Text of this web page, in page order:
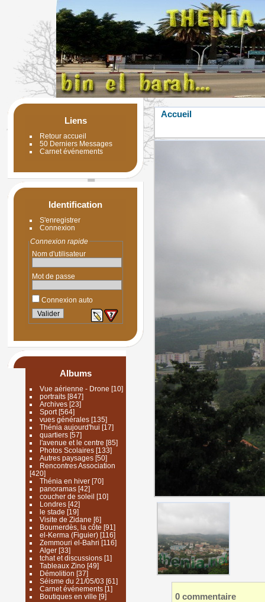
Liens
Retour accueil
50 Derniers Messages
Carnet événements
Identification
S'enregistrer
Connexion
Connexion rapide
Nom d'utilisateur
Mot de passe
Connexion auto
Albums
Vue aérienne - Drone [10]
portraits[847]
Archives [23]
Sport[564]
vues générales[135]
Thénia aujourd'hui [17]
quartiers[57]
l'avenue et le centre [85]
Photos Scolaires[133]
Autres paysages[50]
Rencontres Association
[420]
Thénia en hiver[70]
panoramas[42]
coucher de soleil [10]
Londres[42]
le stade [19]
Visite de Zidane [6]
Boumerdès, la côte [91]
el-Kerma (Figuier)[116]
Zemmouri el-Bahri [116]
Alger[33]
tchat et discussions[1]
Tableaux Zino[49]
Démolition [37]
Séisme du 21/05/03 [61]
Carnet événements[1]
Boutiques en ville [9]
Accueil
0 commentaire